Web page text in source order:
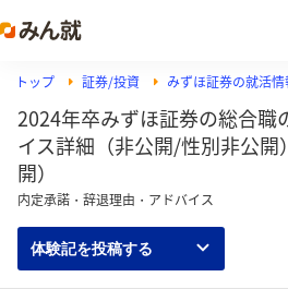
トップ 証券/投資 みずほ証券の就活情
2024年卒みずほ証券の総合職
イス詳細（非公開/性別非公開
開）
内定承諾・辞退理由・アドバイス
体験記を投稿する